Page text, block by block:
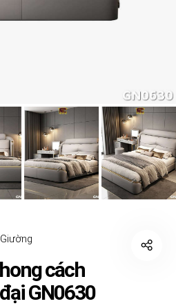
Giường
cách
GN0630